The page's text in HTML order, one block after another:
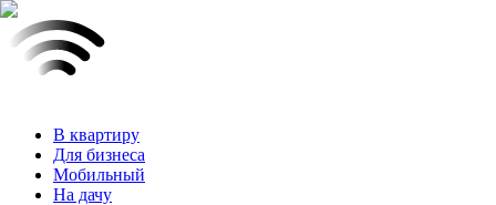
В квартиру
Для бизнеса
Мобильный
На дачу